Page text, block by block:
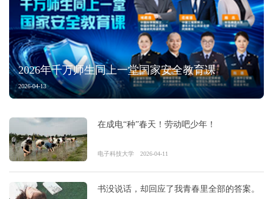
2026年千万师生同上一堂国家安全教育课
2026-04-13
在成电“种”春天！劳动吧少年！
电子科技大学 2026-04-11
书没说话，却回应了我青春里全部的答案。